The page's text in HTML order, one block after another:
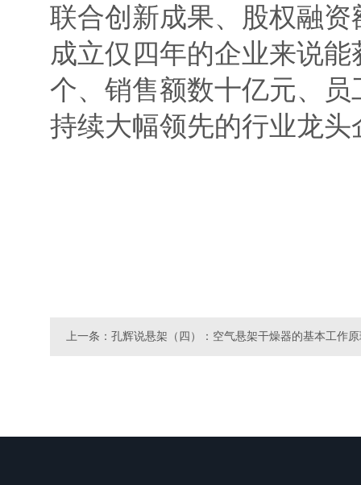
联合创新成果、股权融资
成立仅四年的企业来说
个、销售额数十亿元、
持续大幅领先的行业龙头
上一条：孔辉说悬架（四）：空气悬架干燥器的基本工作